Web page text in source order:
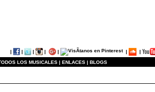
| | | | | | |
LOS MUSICALES | ENLACES | BLOGS